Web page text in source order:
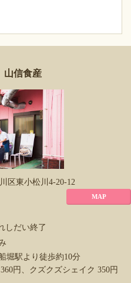
信食産
区東小松川4-20-12
MAP
しだい終了
堀駅より徒歩約10分
円、クズクズシェイク 350円